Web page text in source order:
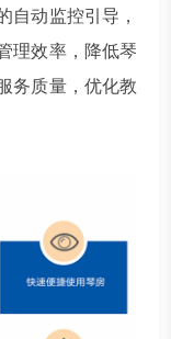
自动监控引导，
理效率，降低琴
务质量，优化教